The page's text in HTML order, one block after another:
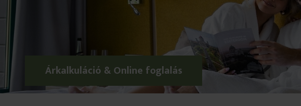
Árkalkuláció & Online foglalás